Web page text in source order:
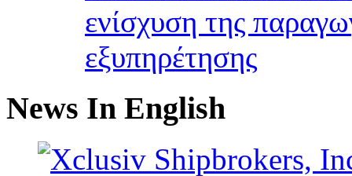
ενίσχυση της
εξυπηρέτησης
News In English